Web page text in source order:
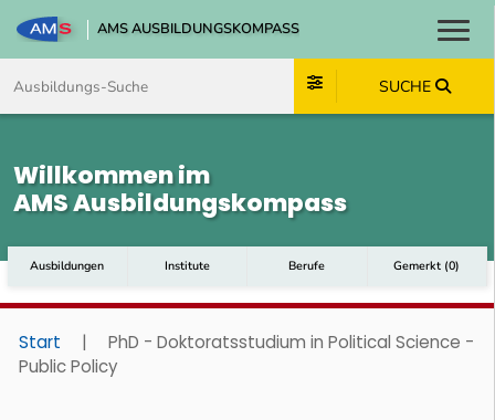
AMS AUSBILDUNGSKOMPASS
SUCHE
Willkommen im
AMS Ausbildungskompass
Ausbildungen Institute Berufe Gemerkt (0)
Start |
PhD - Doktoratsstudium in Political Science -
Public Policy